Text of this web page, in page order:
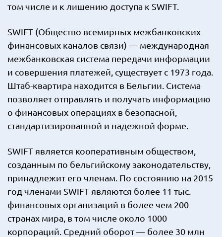
том числе и к лишению доступа к SWIFT.
SWIFT (Общество всемирных межбанковских
финансовых каналов связи) — международная
межбанковская система передачи информации
и совершения платежей, существует с 1973 года.
Штаб-квартира находится в Бельгии. Система
позволяет отправлять и получать информацию
о финансовых операциях в безопасной,
стандартизированной и надежной форме.
SWIFT является кооперативным обществом,
созданным по бельгийскому законодательству,
принадлежит его членам. По состоянию на 2015
год членами SWIFT являются более 11 тыс.
финансовых организаций в более чем 200
странах мира, в том числе около 1000
корпораций. Средний оборот — более 30 млн